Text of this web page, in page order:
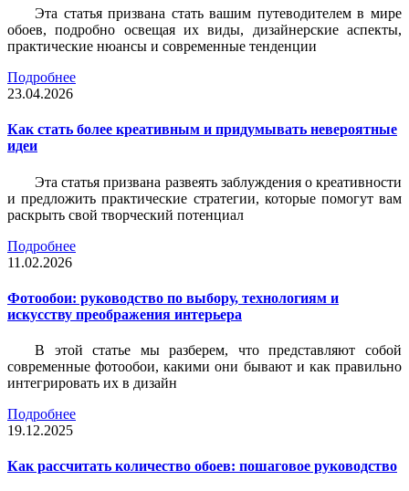
Эта статья призвана стать вашим путеводителем в мире
обоев, подробно освещая их виды, дизайнерские аспекты,
практические нюансы и современные тенденции
Подробнее
23.04.2026
Как стать более креативным и придумывать невероятные
идеи
Эта статья призвана развеять заблуждения о креативности
и предложить практические стратегии, которые помогут вам
раскрыть свой творческий потенциал
Подробнее
11.02.2026
Фотообои: руководство по выбору, технологиям и
искусству преображения интерьера
В этой статье мы разберем, что представляют собой
современные фотообои, какими они бывают и как правильно
интегрировать их в дизайн
Подробнее
19.12.2025
Как рассчитать количество обоев: пошаговое руководство